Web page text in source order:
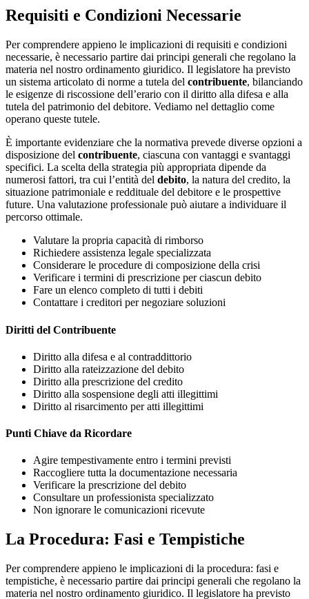
Requisiti e Condizioni Necessarie
Per comprendere appieno le implicazioni di requisiti e condizioni
necessarie, è necessario partire dai principi generali che regolano la
materia nel nostro ordinamento giuridico. Il legislatore ha previsto
un sistema articolato di norme a tutela del contribuente, bilanciando
le esigenze di riscossione dell’erario con il diritto alla difesa e alla
tutela del patrimonio del debitore. Vediamo nel dettaglio come
operano queste tutele.
È importante evidenziare che la normativa prevede diverse opzioni a
disposizione del contribuente, ciascuna con vantaggi e svantaggi
specifici. La scelta della strategia più appropriata dipende da
numerosi fattori, tra cui l’entità del debito, la natura del credito, la
situazione patrimoniale e reddituale del debitore e le prospettive
future. Una valutazione professionale può aiutare a individuare il
percorso ottimale.
Valutare la propria capacità di rimborso
Richiedere assistenza legale specializzata
Considerare le procedure di composizione della crisi
Verificare i termini di prescrizione per ciascun debito
Fare un elenco completo di tutti i debiti
Contattare i creditori per negoziare soluzioni
Diritti del Contribuente
Diritto alla difesa e al contraddittorio
Diritto alla rateizzazione del debito
Diritto alla prescrizione del credito
Diritto alla sospensione degli atti illegittimi
Diritto al risarcimento per atti illegittimi
Punti Chiave da Ricordare
Agire tempestivamente entro i termini previsti
Raccogliere tutta la documentazione necessaria
Verificare la prescrizione del debito
Consultare un professionista specializzato
Non ignorare le comunicazioni ricevute
La Procedura: Fasi e Tempistiche
Per comprendere appieno le implicazioni di la procedura: fasi e
tempistiche, è necessario partire dai principi generali che regolano la
materia nel nostro ordinamento giuridico. Il legislatore ha previsto